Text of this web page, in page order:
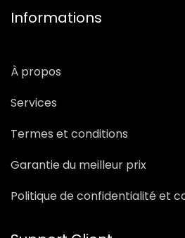
Informations
À propos
Services
Termes et conditions
Garantie du meilleur prix
Politique de confidentialité et